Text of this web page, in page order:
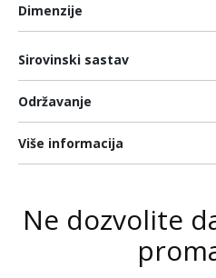
Dimenzije
Sirovinski sastav
Održavanje
Više informacija
Ne dozvolite